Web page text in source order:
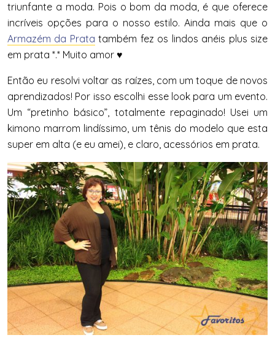
triunfante a moda. Pois o bom da moda, é que oferece
incríveis opções para o nosso estilo. Ainda mais que o
Armazém da Prata também fez os lindos anéis plus size
em prata *.* Muito amor ♥
Então eu resolvi voltar as raízes, com um toque de novos
aprendizados! Por isso escolhi esse look para um evento.
Um “pretinho básico”, totalmente repaginado! Usei um
kimono marrom lindíssimo, um tênis do modelo que esta
super em alta (e eu amei), e claro, acessórios em prata.